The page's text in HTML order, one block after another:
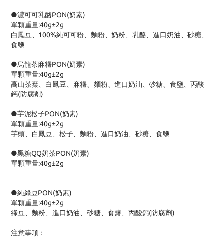
●濃可可乳酪PON(奶素)
單顆重量:40g±2g
白鳳豆、100%純可可粉、麵粉、奶粉、乳酪、進口奶油、砂糖、
食鹽
●烏龍茶麻糬PON(奶素)
單顆重量:40g±2g
高山茶葉、白鳳豆、麻糬、麵粉、進口奶油、砂糖、食鹽、丙酸
鈣(防腐劑)
●芋泥松子PON(奶素)
單顆重量:40g±2g
芋頭、白鳳豆、松子、麵粉、進口奶油、砂糖、食鹽
●黑糖QQ奶茶PON(奶素)
單顆重量:40g±2g
●純綠豆PON(奶素)
單顆重量:40g±2g
綠豆、麵粉、進口奶油、砂糖、食鹽、丙酸鈣(防腐劑)
注意事項：